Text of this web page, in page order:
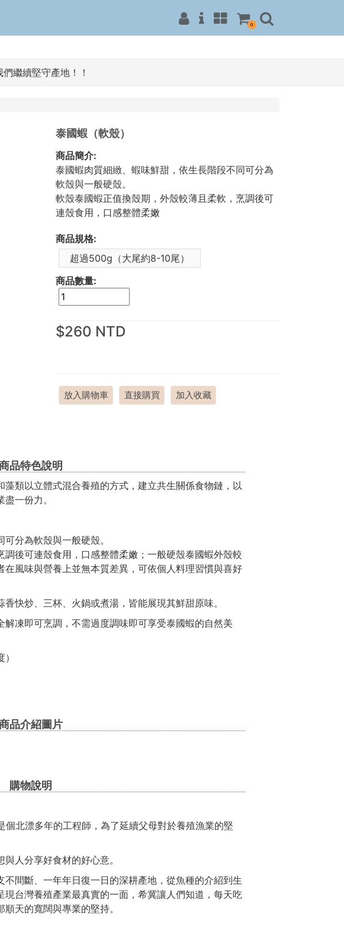
0
繼續堅守產地！！
泰國蝦（軟殼）
商品簡介:
泰國蝦肉質細緻、蝦味鮮甜，依生長階段不同可分為
軟殼與一般硬殼。
軟殼泰國蝦正值換殼期，外殼較薄且柔軟，烹調後可
連殼食用，口感整體柔嫩
商品規格:
超過500g（大尾約8-10尾）
商品數量:
$260 NTD
放入購物車 直接購買 加入收藏
品特色說明
類以立體式混合養殖的方式，建立共生關係食物鏈，以
一份力。
分為軟殼與一般硬殼。
後可連殼食用，口感整體柔嫩；一般硬殼泰國蝦外殼較
風味與營養上並無本質差異，可依個人料理習慣與喜好
快炒、三杯、火鍋或煮湯，皆能展現其鮮甜原味。
凍即可烹調，不需過度調味即可享受泰國蝦的自然美
品介紹圖片
購物說明
北漂多年的工程師，為了延續父母對於養殖漁業的堅
人分享好食材的好心意。
間斷、一年年日復一日的深耕產地，從魚種的介紹到生
台灣養殖產業最真實的一面，希冀讓人們知道，每天吃
天的寬闊與專業的堅持。